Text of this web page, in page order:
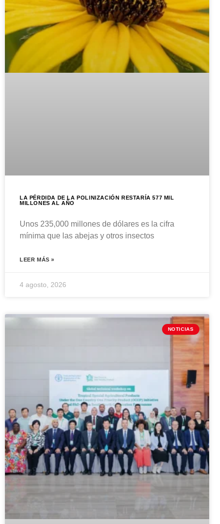
LA PÉRDIDA DE LA POLINIZACIÓN RESTARÍA 577 MIL
MILLONES AL AÑO
Unos 235,000 millones de dólares es la cifra
mínima que las abejas y otros insectos
LEER MÁS »
4 agosto, 2026
NOTICIAS